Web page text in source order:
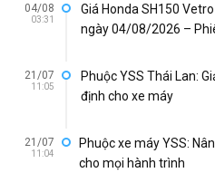
04/08
03:31
Giá Honda SH150
ngày 04/08/2026 –
21/07
11:05
Phuộc YSS Thái Lan:
định cho xe máy
21/07
11:04
Phuộc xe máy YSS:
cho mọi hành trình